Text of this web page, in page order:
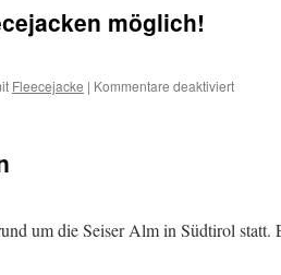
möglich!
Fleecejacke | Kommentare deaktiviertfür
um die Seiser Alm in Südtirol statt.